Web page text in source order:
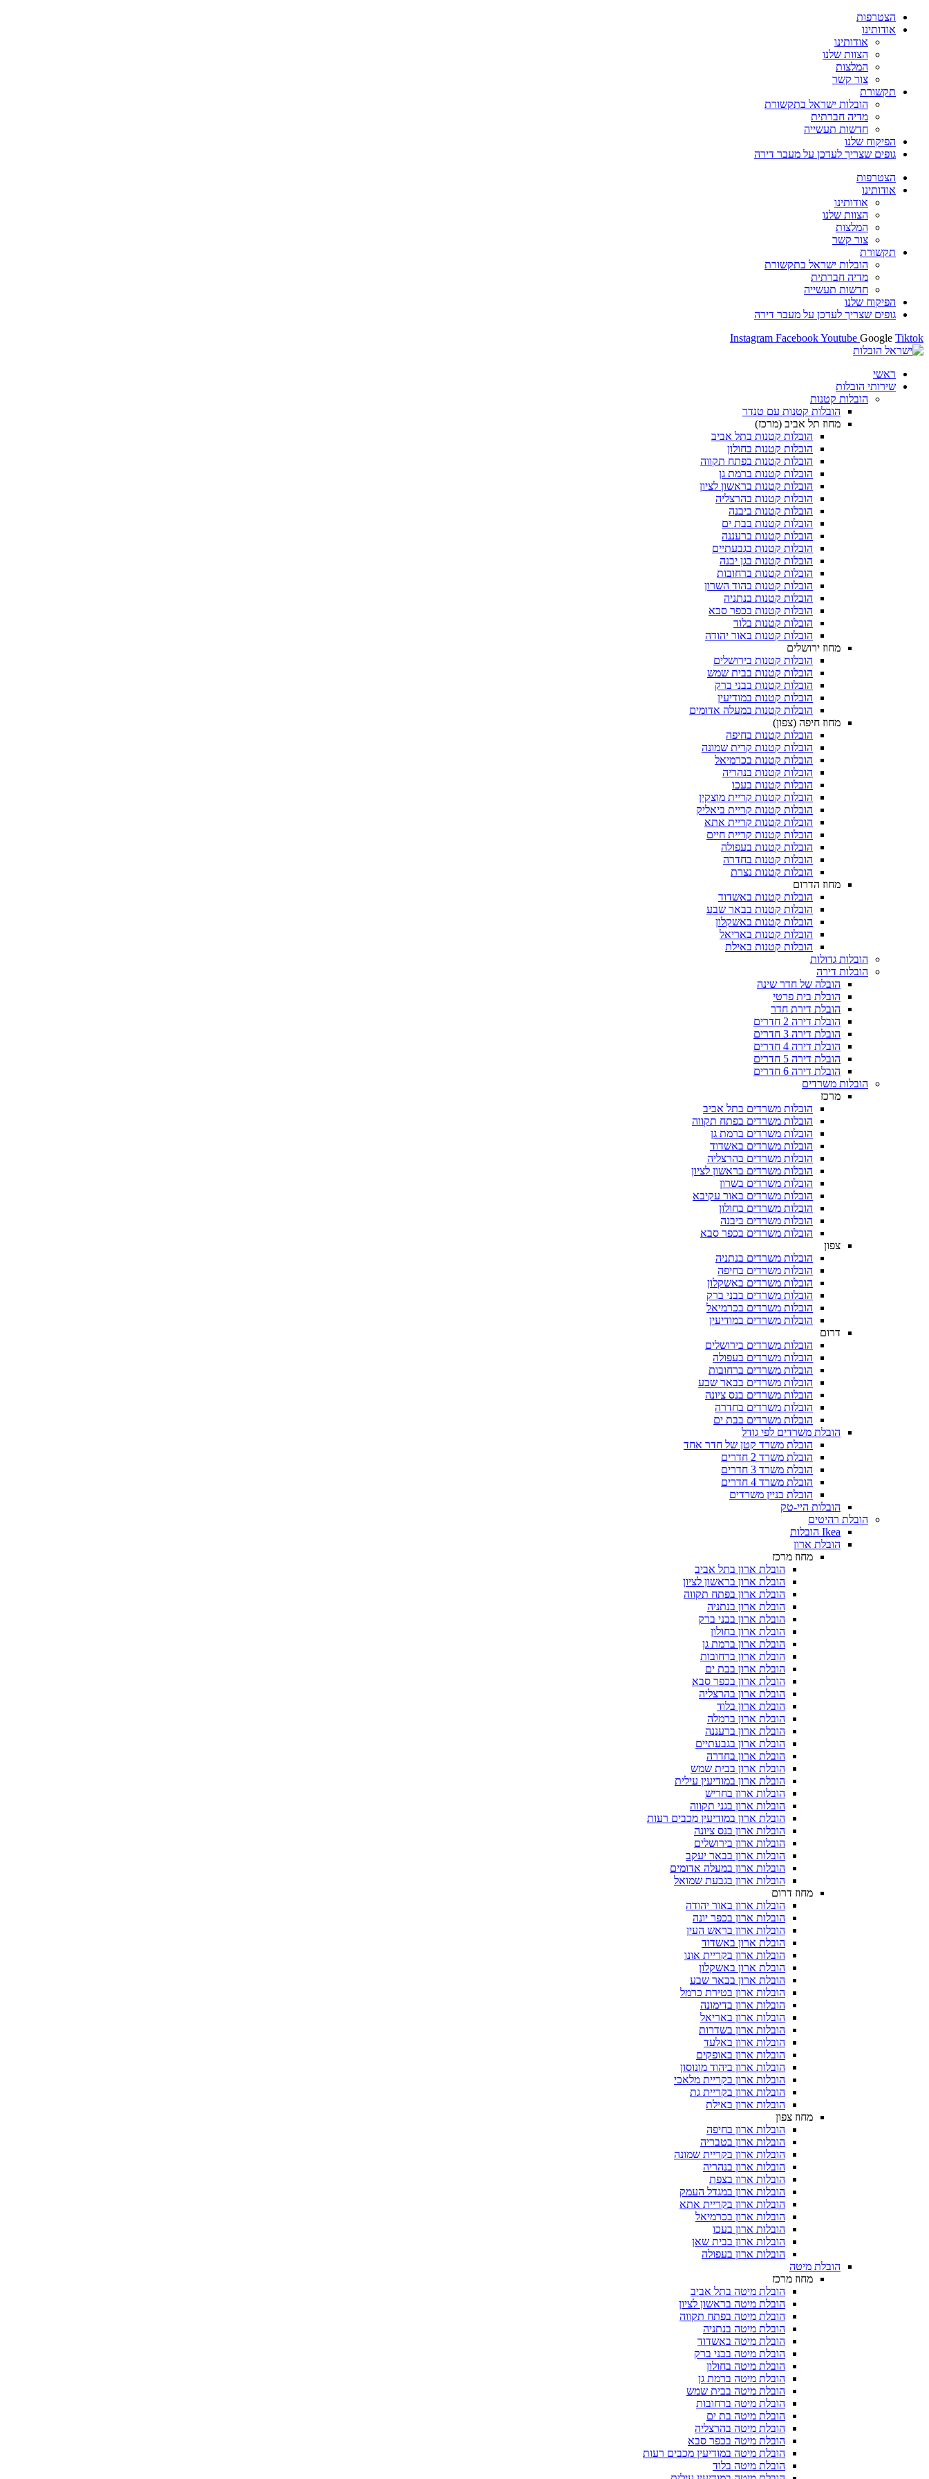
הצטרפות
אודותינו
אודותינו
הצוות שלנו
המלצות
צור קשר
תקשורת
הובלות ישראל בתקשורת
מדיה חברתית
חדשות תעשייה
הפיקוח שלנו
גופים שצריך לעדכן על מעבר דירה
הצטרפות
אודותינו
אודותינו
הצוות שלנו
המלצות
צור קשר
תקשורת
הובלות ישראל בתקשורת
מדיה חברתית
חדשות תעשייה
הפיקוח שלנו
גופים שצריך לעדכן על מעבר דירה
Instagram FacebookYoutube Google Tiktok
ראשי
שירותי הובלות
הובלות קטנות
הובלות קטנות עם טנדר
מחוז תל אביב (מרכז)
הובלות קטנות בתל אביב
הובלות קטנות בחולון​
הובלות קטנות בפתח תקווה
הובלות קטנות ברמת גן
הובלות קטנות בראשון לציון
הובלות קטנות בהרצליה
הובלות קטנות ביבנה
הובלות קטנות בבת ים
הובלות קטנות ברעננה
הובלות קטנות בגבעתיים
הובלות קטנות בגן יבנה
הובלות קטנות ברחובות
הובלות קטנות בהוד השרון
הובלות קטנות בנתניה
הובלות קטנות בכפר סבא
הובלות קטנות בלוד
הובלות קטנות באור יהודה
מחוז ירושלים
הובלות קטנות בירושלים
הובלות קטנות בבית שמש
הובלות קטנות בבני ברק
הובלות קטנות במודיעין
הובלות קטנות במעלה אדומים
מחוז חיפה (צפון)
הובלות קטנות בחיפה
הובלות קטנות קרית שמונה
הובלות קטנות בכרמיאל
הובלות קטנות בנהריה
הובלות קטנות בעכו
הובלות קטנות קריית מוצקין
הובלות קטנות קריית ביאליק
הובלות קטנות קריית אתא
הובלות קטנות קריית חיים
הובלות קטנות בעפולה
הובלות קטנות בחדרה
הובלות קטנות נצרת
מחוז הדרום
הובלות קטנות באשדוד
הובלות קטנות בבאר שבע
הובלות קטנות באשקלון
הובלות קטנות באריאל
הובלות קטנות באילת
הובלות גדולות
הובלות דירה
הובלה של חדר שינה
הובלת בית פרטי
הובלת דירת חדר
הובלת דירה 2 חדרים
הובלת דירה 3 חדרים
הובלת דירה 4 חדרים
הובלת דירה 5 חדרים
הובלת דירה 6 חדרים
הובלות משרדים
מרכז
הובלות משרדים בתל אביב
הובלות משרדים בפתח תקווה
הובלות משרדים ברמת גן
הובלות משרדים באשדוד
הובלות משרדים בהרצליה
הובלות משרדים בראשון לציון
הובלות משרדים בשרון
הובלות משרדים באור עקיבא
הובלות משרדים בחולון
הובלות משרדים ביבנה
הובלות משרדים בכפר סבא
צפון
הובלות משרדים בנתניה
הובלות משרדים בחיפה
הובלות משרדים באשקלון
הובלות משרדים בבני ברק
הובלות משרדים בכרמיאל
הובלות משרדים במודיעין
דרום
הובלות משרדים בירושלים
הובלות משרדים בעפולה
הובלות משרדים ברחובות
הובלות משרדים בבאר שבע
הובלות משרדים בנס ציונה
הובלות משרדים בחדרה
הובלות משרדים בבת ים
הובלת משרדים לפי גודל
הובלת משרד קטן של חדר אחד
הובלת משרד 2 חדרים
הובלת משרד 3 חדרים
הובלת משרד 4 חדרים
הובלת בניין משרדים
הובלות היי-טק
הובלת רהיטים
Ikea הובלות
הובלת ארון
מחוז מרכז
הובלת ארון בתל אביב
הובלת ארון בראשון לציון
הובלת ארון בפתח תקווה
הובלת ארון בנתניה
הובלת ארון בבני ברק
הובלת ארון בחולון
הובלת ארון ברמת גן
הובלת ארון ברחובות
הובלת ארון בבת ים
הובלת ארון בכפר סבא
הובלת ארון בהרצליה
הובלת ארון בלוד
הובלת ארון ברמלה
הובלת ארון ברעננה
הובלת ארון בגבעתיים
הובלת ארון בחדרה
הובלת ארון בבית שמש
הובלת ארון במודיעין עילית
הובלות ארון בחריש
הובלות ארון בגני תקווה
הובלת ארון במודיעין מכבים רעות
הובלות ארון בנס ציונה
הובלות ארון בירושלים
הובלות ארון בבאר יעקב
הובלות ארון במעלה אדומים
הובלות ארון בגבעת שמואל
מחוז דרום
הובלות ארון באור יהודה
הובלות ארון בכפר יונה
הובלות ארון בראש העין
הובלת ארון באשדוד
הובלות ארון בקריית אונו
הובלת ארון באשקלון
הובלת ארון בבאר שבע
הובלות ארון בטירת כרמל
הובלות ארון בדימונה
הובלות ארון באריאל
הובלות ארון בשדרות
הובלות ארון באלעד
הובלות ארון באופקים
הובלות ארון ביהוד מונוסון
הובלות ארון בקריית מלאכי
הובלות ארון בקריית גת
הובלות ארון באילת
מחוז צפון
הובלות ארון בחיפה
הובלות ארון בטבריה
הובלות ארון בקריית שמונה
הובלות ארון בנהריה
הובלות ארון בצפת
הובלות ארון במגדל העמק
הובלות ארון בקריית אתא
הובלות ארון בכרמיאל
הובלות ארון בעכו
הובלות ארון בבית שאן
הובלות ארון בעפולה
הובלת מיטה
מחוז מרכז
הובלת מיטה בתל אביב
הובלת מיטה בראשון לציון
הובלת מיטה בפתח תקווה
הובלת מיטה בנתניה
הובלת מיטה באשדוד
הובלת מיטה בבני ברק
הובלת מיטה בחולון
הובלת מיטה ברמת גן
הובלת מיטה בבית שמש
הובלת מיטה ברחובות
הובלת מיטה בת ים
הובלת מיטה בהרצליה
הובלת מיטה בכפר סבא
הובלת מיטה במודיעין מכבים רעות
הובלת מיטה בלוד